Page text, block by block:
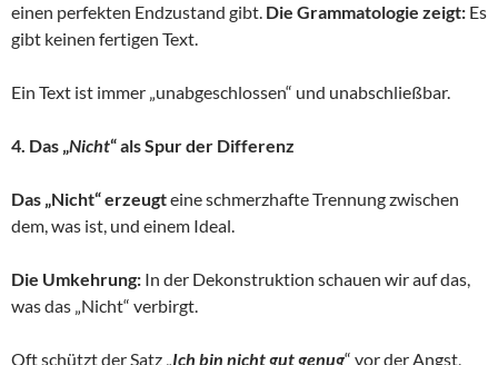
einen perfekten Endzustand gibt. Die Grammatologie zeigt: Es
gibt keinen fertigen Text.
Ein Text ist immer „unabgeschlossen“ und unabschließbar.
4. Das „Nicht“ als Spur der Differenz
Das „Nicht“ erzeugteine schmerzhafte Trennung zwischen
dem, was ist, und einem Ideal.
Die Umkehrung: In der Dekonstruktion schauen wir auf das,
was das „Nicht“ verbirgt.
Oft schützt der Satz „Ich bin nicht gut genug“ vor der Angst,